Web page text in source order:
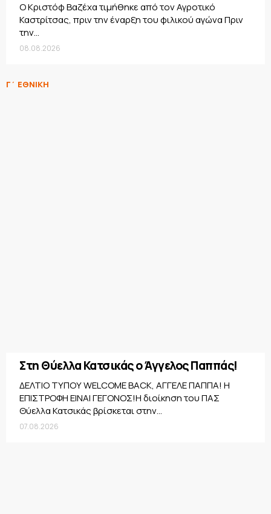
Ο Κριστόφ Βαζέχα τιμήθηκε από τον Αγροτικό
Καστρίτσας, πριν την έναρξη του φιλικού αγώνα Πριν
την...
08.08.2026
Γ΄ ΕΘΝΙΚΗ
Στη Θύελλα Κατσικάς ο Άγγελος Παππάς!
ΔΕΛΤΙΟ ΤΥΠΟΥ WELCOME BACK, ΑΓΓΕΛΕ ΠΑΠΠΑ! Η
ΕΠΙΣΤΡΟΦΗ ΕΙΝΑΙ ΓΕΓΟΝΟΣ!Η διοίκηση του ΠΑΣ
Θύελλα Κατσικάς βρίσκεται στην...
07.08.2026